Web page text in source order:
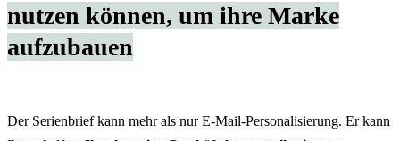
nutzen können, um ihre Marke
aufzubauen
Der Serienbrief kann mehr als nur E-Mail-Personalisierung. Er kann